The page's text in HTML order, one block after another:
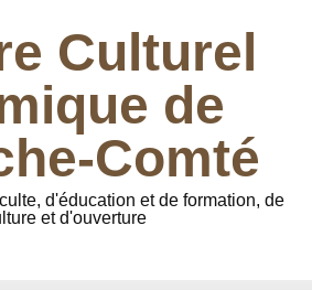
Culturel
de
Comté
d'éducation et de formation, de
et d'ouverture